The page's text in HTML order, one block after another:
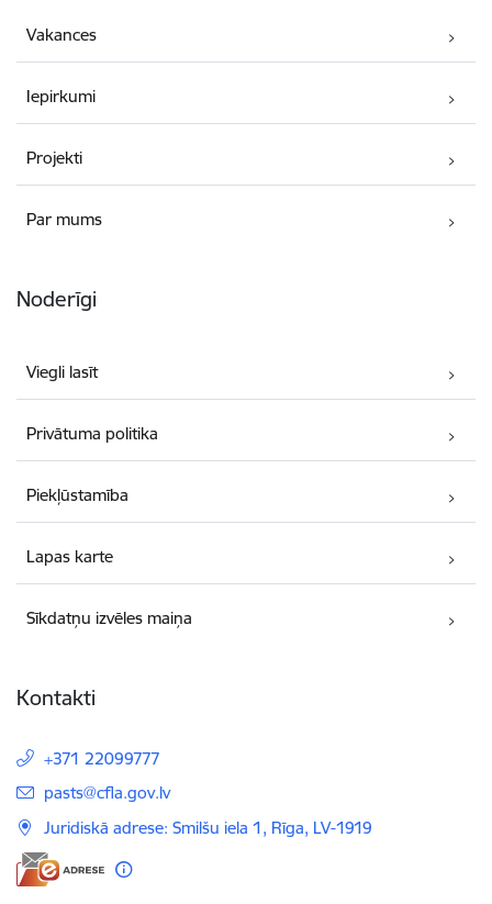
Vakances
Iepirkumi
Projekti
Par mums
Noderīgi
Viegli lasīt
Privātuma politika
Piekļūstamība
Lapas karte
Sīkdatņu izvēles maiņa
Kontakti
+371 22099777
E-pasts:
pasts@cfla.gov.lv
Juridiskā adrese: Smilšu iela 1, Rīga, LV-1919